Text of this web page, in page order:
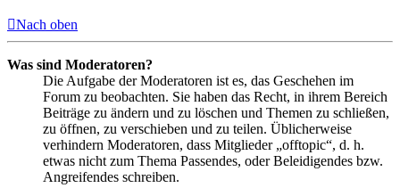
Nach oben
Was sind Moderatoren?
Die Aufgabe der Moderatoren ist es, das Geschehen im
Forum zu beobachten. Sie haben das Recht, in ihrem Bereich
Beiträge zu ändern und zu löschen und Themen zu schließen,
zu öffnen, zu verschieben und zu teilen. Üblicherweise
verhindern Moderatoren, dass Mitglieder „offtopic“, d. h.
etwas nicht zum Thema Passendes, oder Beleidigendes bzw.
Angreifendes schreiben.